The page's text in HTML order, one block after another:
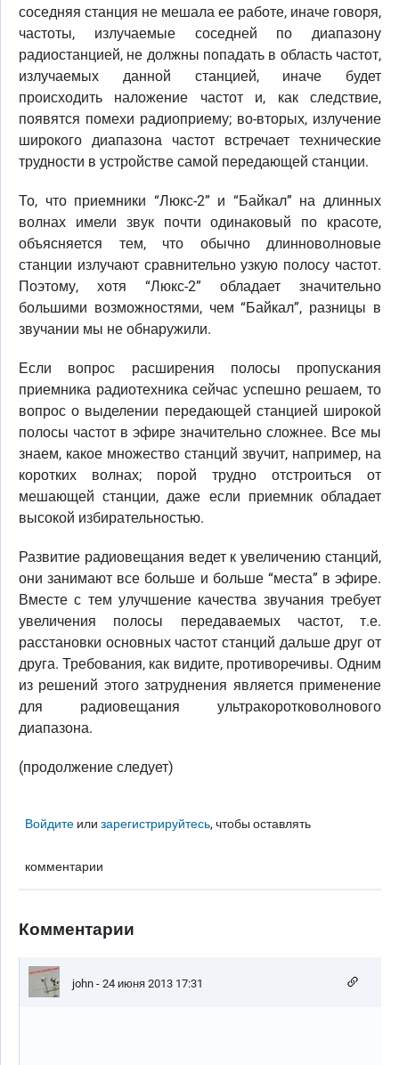
соседняя станция не мешала ее работе, иначе говоря,
частоты, излучаемые соседней по диапазону
радиостанцией, не должны попадать в область частот,
излучаемых данной станцией, иначе будет
происходить наложение частот и, как следствие,
появятся помехи радиоприему; во-вторых, излучение
широкого диапазона частот встречает технические
трудности в устройстве самой передающей станции.
То, что приемники “Люкс-2” и “Байкал” на длинных
волнах имели звук почти одинаковый по красоте,
объясняется тем, что обычно длинноволновые
станции излучают сравнительно узкую полосу частот.
Поэтому, хотя “Люкс-2” обладает значительно
большими возможностями, чем “Байкал”, разницы в
звучании мы не обнаружили.
Если вопрос расширения полосы пропускания
приемника радиотехника сейчас успешно решаем, то
вопрос о выделении передающей станцией широкой
полосы частот в эфире значительно сложнее. Все мы
знаем, какое множество станций звучит, например, на
коротких волнах; порой трудно отстроиться от
мешающей станции, даже если приемник обладает
высокой избирательностью.
Развитие радиовещания ведет к увеличению станций,
они занимают все больше и больше “места” в эфире.
Вместе с тем улучшение качества звучания требует
увеличения полосы передаваемых частот, т.е.
расстановки основных частот станций дальше друг от
друга. Требования, как видите, противоречивы. Одним
из решений этого затруднения является применение
для радиовещания ультракоротковолнового
диапазона.
(продолжение следует)
Войдите илизарегистрируйтесь, чтобы оставлять
комментарии
Комментарии
john - 24 июня 2013 17:31